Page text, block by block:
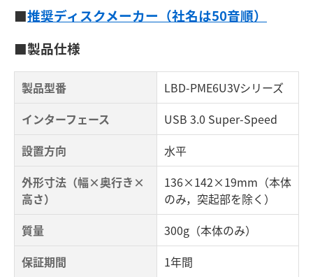
■推奨ディスクメーカー（社名は50音順）
■製品仕様
製品型番
LBD-PME6U3Vシリーズ
インターフェース
USB 3.0 Super-Speed
設置方向
水平
外形寸法（幅×奥行き×
高さ）
136×142×19mm（本体
のみ，突起部を除く）
質量
300g（本体のみ）
保証期間
1年間